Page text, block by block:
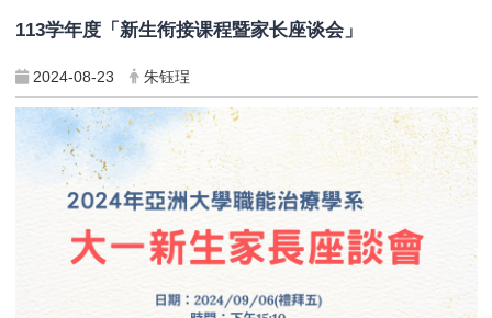
113学年度「新生衔接课程暨家长座谈会」
2024-08-23 朱钰珵